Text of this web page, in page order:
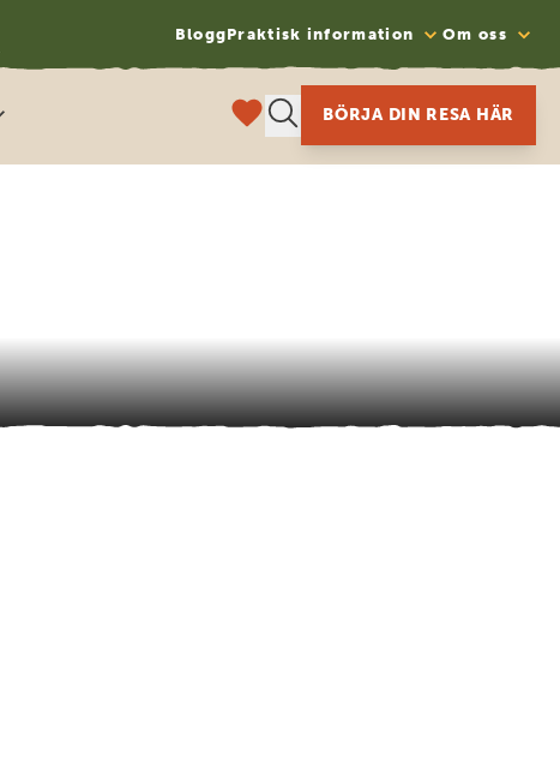
BloggPraktisk information Om oss
BÖRJA DIN RESA HÄR